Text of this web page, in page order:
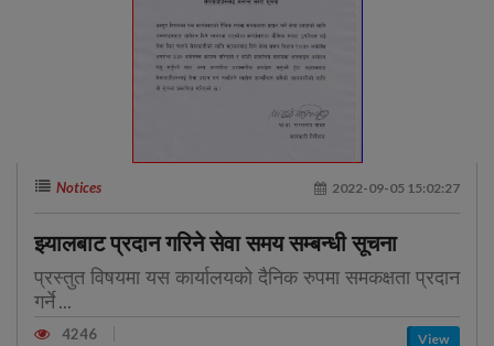
Notices 2022-09-05 15:02:27
झ्यालबाट प्रदान गरिने सेवा समय सम्बन्धी सूचना
प्रस्तुत विषयमा यस कार्यालयको दैनिक रुपमा समकक्षता प्रदान
गर्ने ...
4246 View